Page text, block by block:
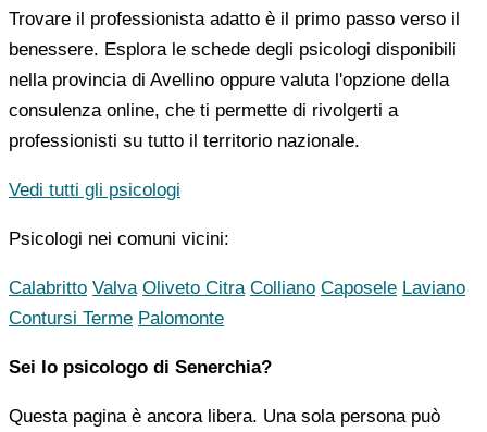
Trovare il professionista adatto è il primo passo verso il
benessere. Esplora le schede degli psicologi disponibili
nella provincia di Avellino oppure valuta l'opzione della
consulenza online, che ti permette di rivolgerti a
professionisti su tutto il territorio nazionale.
Vedi tutti gli psicologi
Psicologi nei comuni vicini:
Calabritto Valva Oliveto Citra Colliano Caposele Laviano
Contursi Terme Palomonte
Sei lo psicologo di Senerchia?
Questa pagina è ancora libera. Una sola persona può